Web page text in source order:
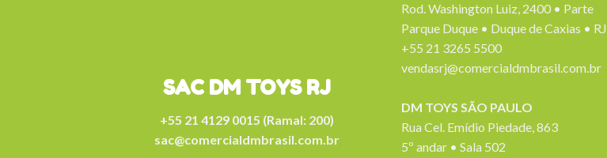
SAC DM TOYS RJ
+55 21 4129 0015 (Ramal: 200)
sac@comercialdmbrasil.com.br
Rod. Washington Luiz, 2400 • Parte
Parque Duque • Duque de Caxias • RJ
+55 21 3265 5500
vendasrj@comercialdmbrasil.com.br
DM TOYS SÃO PAULO
Rua Cel. Emídio Piedade, 863
5º andar • Sala 502